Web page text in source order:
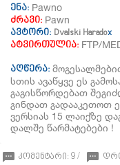
ენა: Pawno
ძრავი: Pawn
ავტორი: Dvalski Haradox
ატვირთულია: FTP/
აღწერა:
სთის ავაწყვე ეს
გაგისწორდებათ
გინდათ გადააკეთოთ
ვერსიას 15 ლაიქზე
დალშე წარმატებები !
კომენტარი: 9 /